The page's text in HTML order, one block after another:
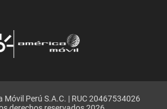
Móvil Perú S.A.C. | RUC 20467534026